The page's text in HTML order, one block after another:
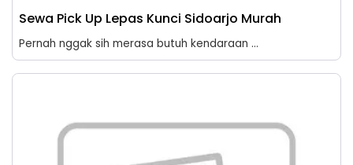
Sewa Pick Up Lepas Kunci Sidoarjo Murah
Pernah nggak sih merasa butuh kendaraan ...